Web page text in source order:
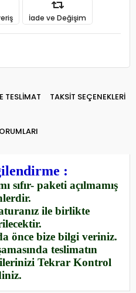
İade ve Değişim
TESLİMAT TAKSİT SEÇENEKLERİ
:
sıfır- paketi açılmamış
ile birlikte
önce bize bilgi veriniz.
teslimatın
Tekrar Kontrol